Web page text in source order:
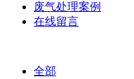
废气处理案例
在线留言
全部